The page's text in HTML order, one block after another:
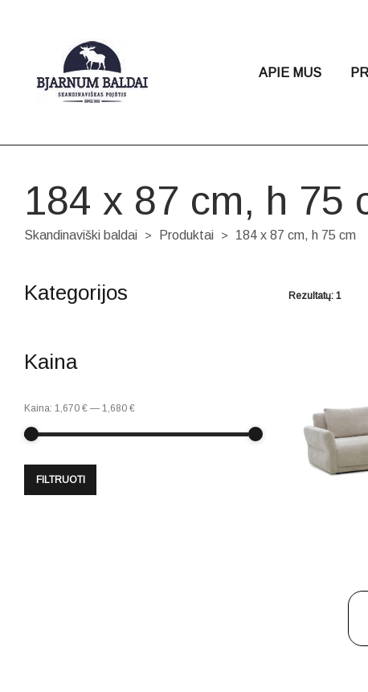
APIE MUS
184 x 87 cm, h 75
Skandinaviški baldai > Produktai > 184 x 87 cm, h 75 cm
Rezultatų: 1
Kategorijos
Kaina
FILTRUOTI
Kaina: 1,670 € — 1,680 €